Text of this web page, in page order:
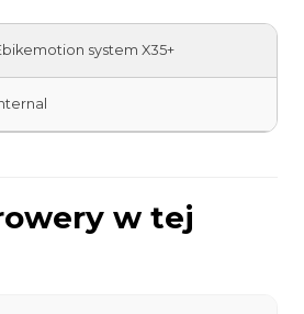
system X35+
w tej